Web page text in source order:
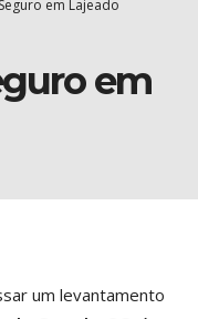
em Lajeado
em
um levantamento